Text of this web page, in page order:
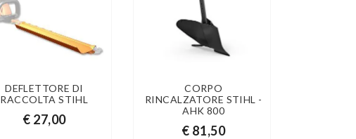
DEFLETTORE DI
RACCOLTA STIHL
€ 27,00
CORPO
RINCALZATORE STIHL -
AHK 800
€ 81,50